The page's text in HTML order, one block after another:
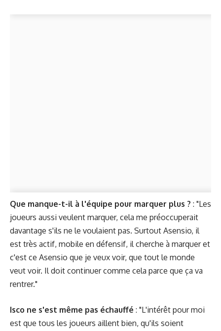
Que manque-t-il à l'équipe pour marquer plus ? : "Les
joueurs aussi veulent marquer, cela me préoccuperait
davantage s'ils ne le voulaient pas. Surtout Asensio, il
est très actif, mobile en défensif, il cherche à marquer et
c'est ce Asensio que je veux voir, que tout le monde
veut voir. Il doit continuer comme cela parce que ça va
rentrer."
Isco ne s'est même pas échauffé : "L'intérêt pour moi
est que tous les joueurs aillent bien, qu'ils soient